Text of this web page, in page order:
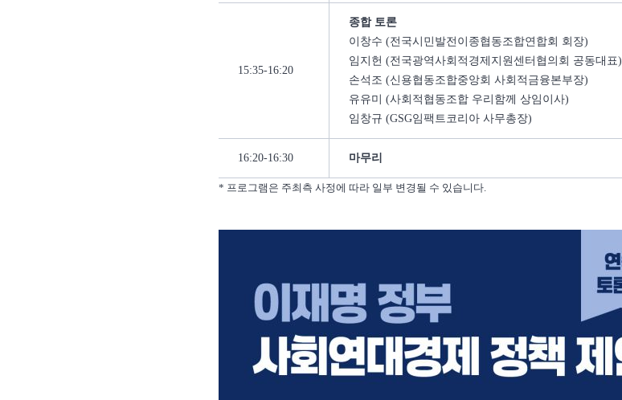
15:35-16:20
종합 토론
이창수 (전국시민발전이종협동조합연합회 회장)
임지헌 (전국광역사회적경제지원센터협의회 공동대표)
손석조 (신용협동조합중앙회 사회적금융본부장)
유유미 (사회적협동조합 우리함께 상임이사)
임창규 (GSG임팩트코리아 사무총장)
16:20-16:30 마무리
* 프로그램은 주최측 사정에 따라 일부 변경될 수 있습니다.